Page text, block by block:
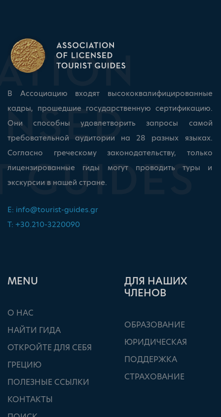
В Ассоциацию входят высококвалифицированные
кадры, прошедшие государственную сертификацию.
Они способны удовлетворить запросы самой
требовательной аудитории на 28 разных языках.
Согласно греческому законодательству, только
лицензированные гиды могут проводить туры и
экскурсии в нашей стране.
E: info@tourist-guides.gr
T: +30.210-3220090
ΜΕΝU
О НАС
НАЙТИ ГИДА
ОТКРОЙТЕ ДЛЯ СЕБЯ
ГРЕЦИЮ
ПОЛЕЗНЫЕ ССЫЛКИ
КОНТАКТЫ
ДЛЯ НАШИХ
ЧЛЕНОВ
ОБРАЗОВАНИЕ
ЮРИДИЧЕСКАЯ
ПОДДЕРЖКА
СТРАХОВАНИЕ